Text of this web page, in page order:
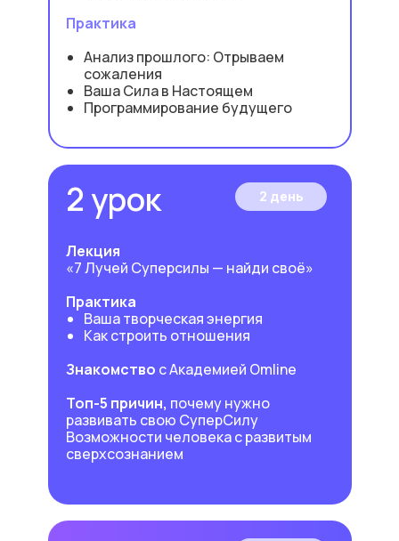
2 урок
Практика
Анализ прошлого: Отрываем
сожаления
Ваша Сила в Настоящем
Программирование будущего
Лекция
«7 Лучей Суперсилы — найди своё»
Практика
Ваша творческая энергия
Как строить отношения
Знакомство с Академией Omline
Топ-5 причин, почему нужно
развивать свою СуперСилу
Возможности человека с развитым
сверхсознанием
2 день